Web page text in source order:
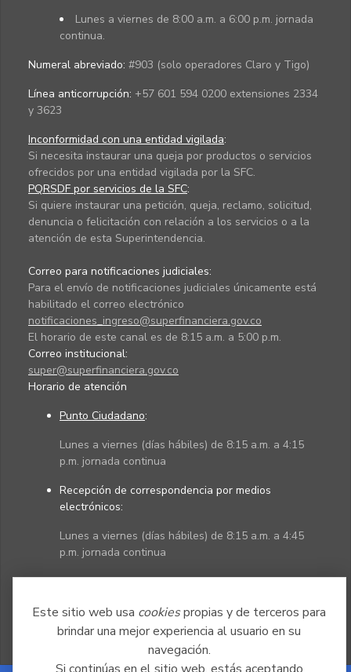
Este sitio web usa cookiespropias y de terceros para
brindar una mejor experiencia al usuario en su
navegación.
Lunes a viernes de 8:00 a.m. a 6:00 p.m. jornada
continua.
Numeral abreviado: #903 (solo operadores Claro y Tigo)
Línea anticorrupción: +57 601 594 0200 extensiones 2334
y 3623
Inconformidad con una entidad vigilada:
Si necesita instaurar una queja por productos o servicios
ofrecidos por una entidad vigilada por la SFC.
PQRSDF por servicios de la SFC:
Si quiere instaurar una petición, queja, reclamo, solicitud,
denuncia o felicitación con relación a los servicios o a la
atención de esta Superintendencia.
Correo para notificaciones judiciales:
Para el envío de notificaciones judiciales únicamente está
habilitado el correo electrónico
notificaciones_ingreso@superfinanciera.gov.co
El horario de este canal es de 8:15 a.m. a 5:00 p.m.
Correo institucional:
super@superfinanciera.gov.co
Horario de atención
Punto Ciudadano:
Lunes a viernes (días hábiles) de 8:15 a.m. a 4:15
p.m. jornada continua
Recepción de correspondencia por medios
electrónicos:
Lunes a viernes (días hábiles) de 8:15 a.m. a 4:45
p.m. jornada continua